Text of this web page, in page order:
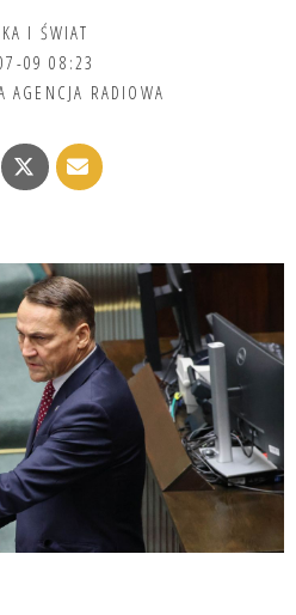
I ŚWIAT
09 08:23
AGENCJA RADIOWA